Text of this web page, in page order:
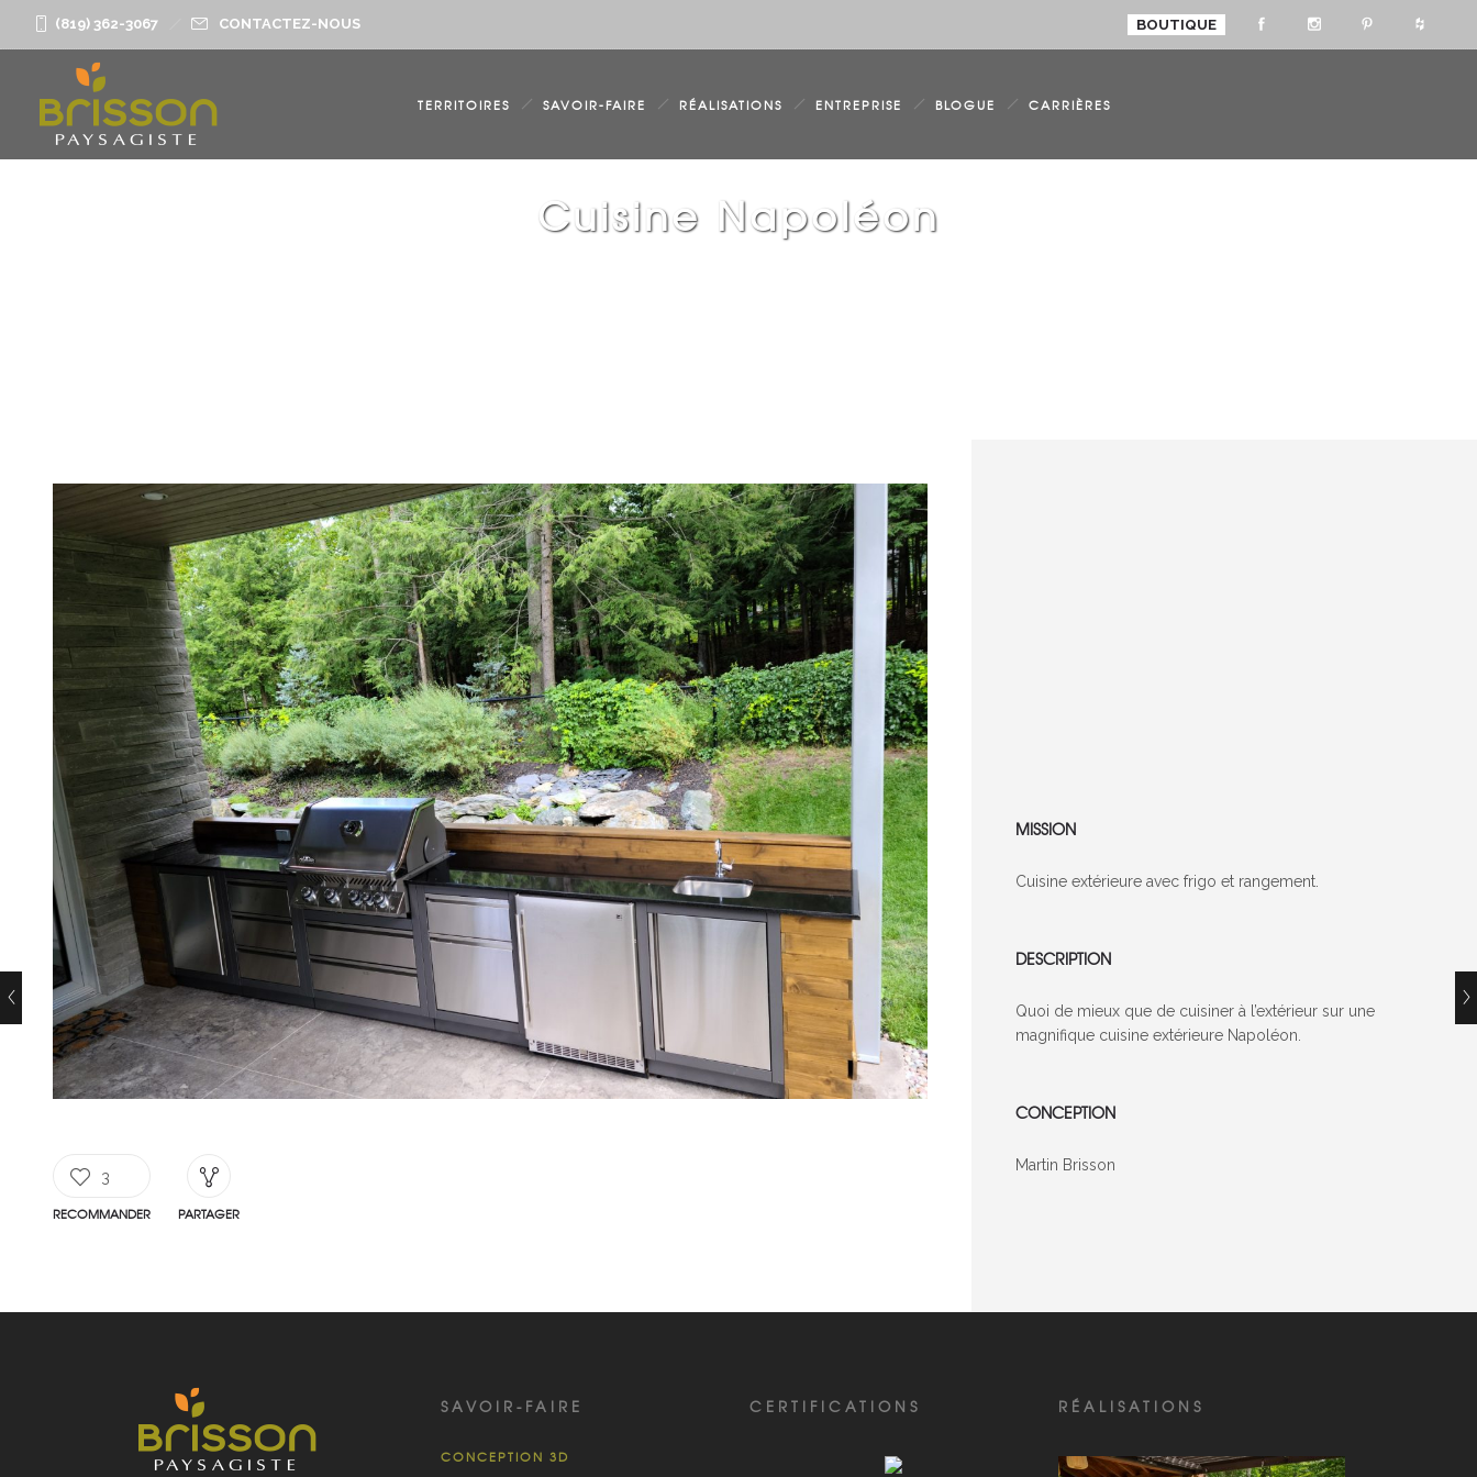
(819) 362-3067 CONTACTEZ-NOUS BOUTIQUE
TERRITOIRES SAVOIR-FAIRE RÉALISATIONS ENTREPRISE BLOGUE CARRIÈRES
CONTACTEZ-NOUS
Cuisine Napoléon
3
RECOMMANDER PARTAGER
MISSION
Cuisine extérieure avec frigo et rangement.
DESCRIPTION
Quoi de mieux que de cuisiner à l’extérieur sur une
magnifique cuisine extérieure Napoléon.
CONCEPTION
Martin Brisson
SAVOIR-FAIRE
CONCEPTION 3D
CERTIFICATIONS RÉALISATIONS